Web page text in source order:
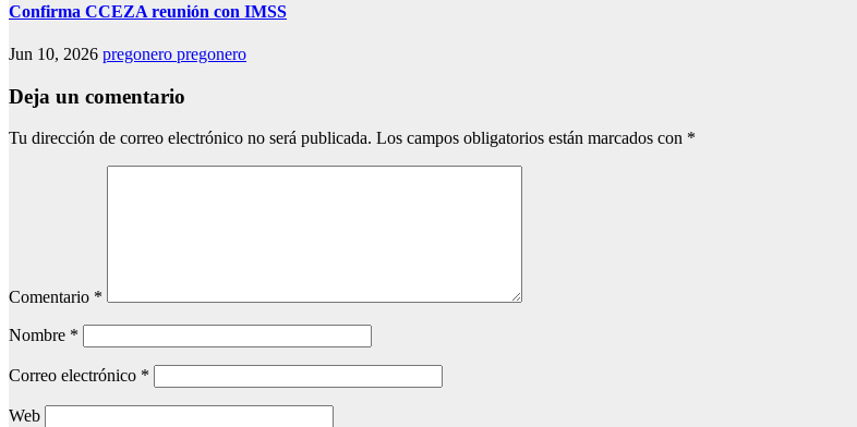
Confirma CCEZA reunión con IMSS
Jun 10, 2026 pregonero pregonero
Deja un comentario
Tu dirección de correo electrónico no será publicada. Los campos obligatorios están marcados con *
Comentario *
Nombre *
Correo electrónico *
Web